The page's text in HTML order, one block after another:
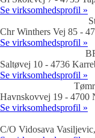
Se virksomhedsprofil »
Chr Winthers Vej 85 -
Se virksomhedsprofil »
Saltøvej 10 - 4736
Se virksomhedsprofil »
Havnskovvej 19 - 4700
Se virksomhedsprofil »
C/O Vidosava